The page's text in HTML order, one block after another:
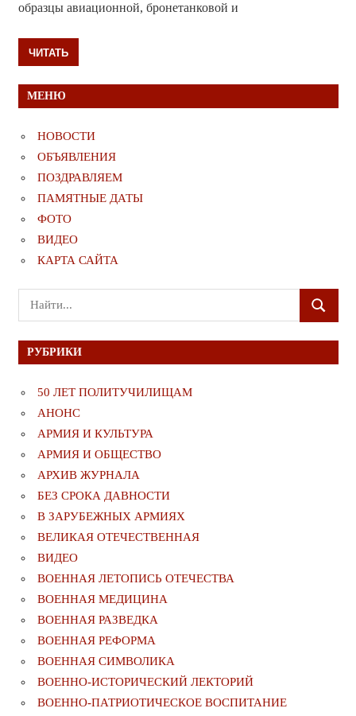
образцы авиационной, бронетанковой и
ЧИТАТЬ
МЕНЮ
НОВОСТИ
ОБЪЯВЛЕНИЯ
ПОЗДРАВЛЯЕМ
ПАМЯТНЫЕ ДАТЫ
ФОТО
ВИДЕО
КАРТА САЙТА
Поиск
для:
ПОИСК
РУБРИКИ
50 ЛЕТ ПОЛИТУЧИЛИЩАМ
АНОНС
АРМИЯ И КУЛЬТУРА
АРМИЯ И ОБЩЕСТВО
АРХИВ ЖУРНАЛА
БЕЗ СРОКА ДАВНОСТИ
В ЗАРУБЕЖНЫХ АРМИЯХ
ВЕЛИКАЯ ОТЕЧЕСТВЕННАЯ
ВИДЕО
ВОЕННАЯ ЛЕТОПИСЬ ОТЕЧЕСТВА
ВОЕННАЯ МЕДИЦИНА
ВОЕННАЯ РАЗВЕДКА
ВОЕННАЯ РЕФОРМА
ВОЕННАЯ СИМВОЛИКА
ВОЕННО-ИСТОРИЧЕСКИЙ ЛЕКТОРИЙ
ВОЕННО-ПАТРИОТИЧЕСКОЕ ВОСПИТАНИЕ